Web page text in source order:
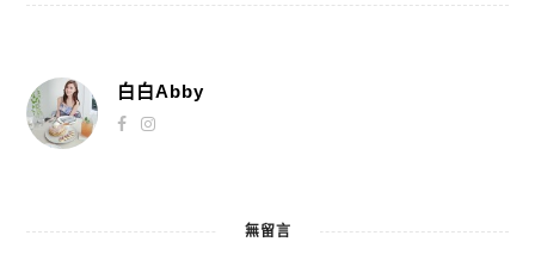
白白Abby
無留言